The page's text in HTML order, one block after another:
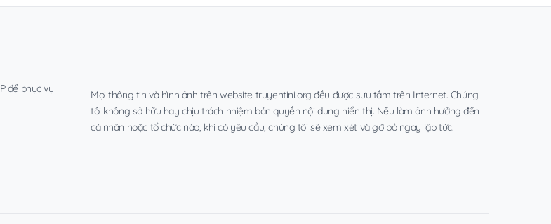
để phục vụ
Mọi thông tin và hình ảnh trên website truyentini.org đều được sưu tầm trên Internet. Chúng
tôi không sở hữu hay chịu trách nhiệm bản quyền nội dung hiển thị. Nếu làm ảnh hưởng đến
cá nhân hoặc tổ chức nào, khi có yêu cầu, chúng tôi sẽ xem xét và gỡ bỏ ngay lập tức.